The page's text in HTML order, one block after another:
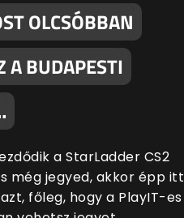
OLCSÓBBAN
A BUDAPESTI
a StarLadder CS2
még jegyed, akkor épp itt
főleg, hogy a PlayIT-es